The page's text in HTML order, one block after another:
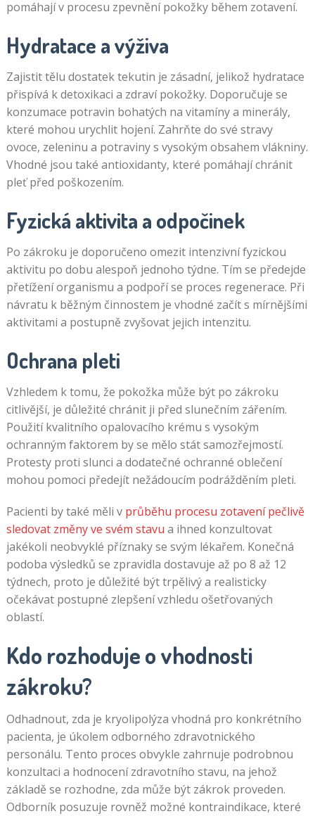
pomáhají v procesu zpevnění pokožky během zotavení.
Hydratace a výživa
Zajistit tělu dostatek tekutin je zásadní, jelikož hydratace
přispívá k detoxikaci a zdraví pokožky. Doporučuje se
konzumace potravin bohatých na vitamíny a minerály,
které mohou urychlit hojení. Zahrňte do své stravy
ovoce, zeleninu a potraviny s vysokým obsahem vlákniny.
Vhodné jsou také antioxidanty, které pomáhají chránit
pleť před poškozením.
Fyzická aktivita a odpočinek
Po zákroku je doporučeno omezit intenzivní fyzickou
aktivitu po dobu alespoň jednoho týdne. Tím se předejde
přetížení organismu a podpoří se proces regenerace. Při
návratu k běžným činnostem je vhodné začít s mírnějšími
aktivitami a postupně zvyšovat jejich intenzitu.
Ochrana pleti
Vzhledem k tomu, že pokožka může být po zákroku
citlivější, je důležité chránit ji před slunečním zářením.
Použití kvalitního opalovacího krému s vysokým
ochranným faktorem by se mělo stát samozřejmostí.
Protesty proti slunci a dodatečné ochranné oblečení
mohou pomoci předejít nežádoucím podrážděním pleti.
Pacienti by také měli v průběhu procesu zotavení pečlivě
sledovat změny ve svém stavu a ihned konzultovat
jakékoli neobvyklé příznaky se svým lékařem. Konečná
podoba výsledků se zpravidla dostavuje až po 8 až 12
týdnech, proto je důležité být trpělivý a realisticky
očekávat postupné zlepšení vzhledu ošetřovaných
oblastí.
Kdo rozhoduje o vhodnosti
zákroku?
Odhadnout, zda je kryolipolýza vhodná pro konkrétního
pacienta, je úkolem odborného zdravotnického
personálu. Tento proces obvykle zahrnuje podrobnou
konzultaci a hodnocení zdravotního stavu, na jehož
základě se rozhodne, zda může být zákrok proveden.
Odborník posuzuje rovněž možné kontraindikace, které